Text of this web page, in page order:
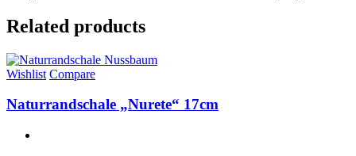
Related products
Wishlist Compare
Naturrandschale „Nurete“ 17cm